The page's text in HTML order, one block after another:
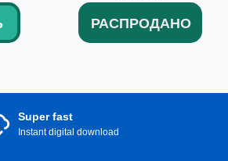
РАСПРОДАНО
Super fast
Instant digital download